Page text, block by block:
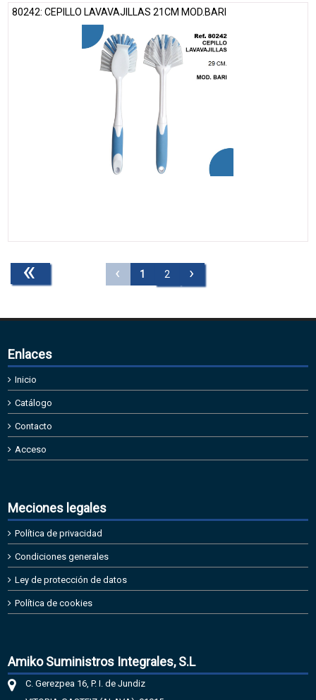
80242: CEPILLO LAVAVAJILLAS 21CM MOD.BARI
« ‹ 1 2 ›
Enlaces
Inicio
Catálogo
Contacto
Acceso
Meciones legales
Política de privacidad
Condiciones generales
Ley de protección de datos
Política de cookies
Amiko Suministros Integrales, S.L
C. Gerezpea 16, P. I. de Jundiz